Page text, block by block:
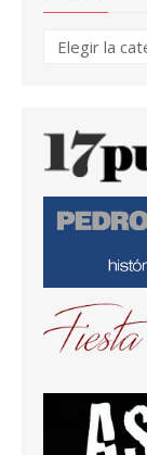
Temas